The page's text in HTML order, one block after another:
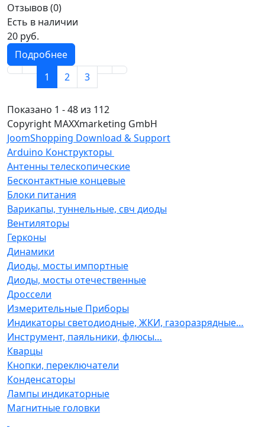
Отзывов (0)
Есть в наличии
20 руб.
Подробнее
1
2 3
Показано 1 - 48 из 112
Copyright MAXXmarketing GmbH
JoomShopping Download & Support
Arduino Конструкторы
Антенны телескопические
Бесконтактные концевые
Блоки питания
Варикапы, туннельные, свч диоды
Вентиляторы
Герконы
Динамики
Диоды, мосты импортные
Диоды, мосты отечественные
Дроссели
Измерительные Приборы
Индикаторы светодиодные, ЖКИ, газоразрядные…
Инструмент, паяльники, флюсы…
Кварцы
Кнопки, переключатели
Конденсаторы
Лампы индикаторные
Магнитные головки